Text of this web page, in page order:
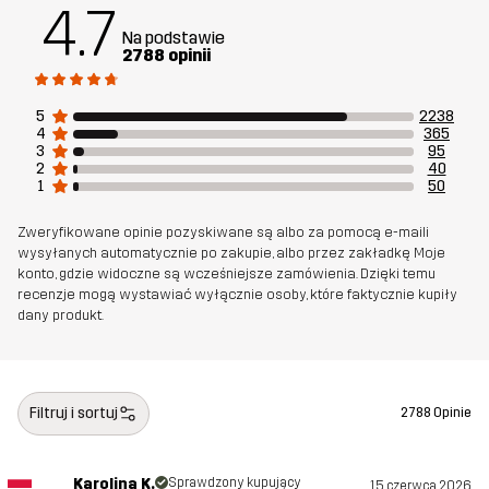
zewnętrzna
415g
Stworzone do UNIWERSALNY TREKKING
Numer
10411_2613
4.7 Na podstawie
2788 opinii
5
2238
4
365
3
95
2
40
1
50
Zweryfikowane opinie pozyskiwane są albo za pomocą e-maili
wysyłanych automatycznie po zakupie, albo przez zakładkę Moje
konto, gdzie widoczne są wcześniejsze zamówienia. Dzięki temu
recenzje mogą wystawiać wyłącznie osoby, które faktycznie kupiły
dany produkt.
Filtruj i sortuj 2788 Opinie
Karolina K. Sprawdzony kupujący 15 czerwca 2026